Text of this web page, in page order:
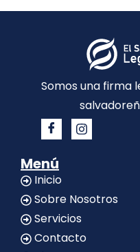
Somos una firma
Menú
Inicio
Sobre Nosotros
Servicios
Contacto